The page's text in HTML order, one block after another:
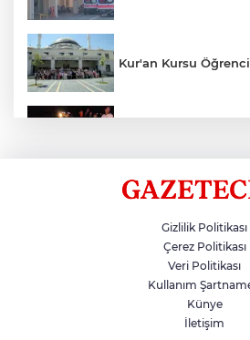
Kur'an Kursu
Siverek’te Mahmut
Filistin Konvoyuna
Gizlilik Politikası
Çerez Politikası
Veri Politikası
Kullanım
Künye
İletişim